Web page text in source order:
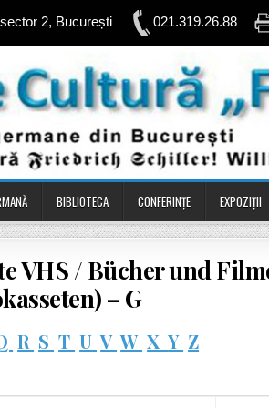
2, București 021.319.26.88
BIBLIOTECA CONFERINŢE EXPOZIȚII
VHS / Bücher und
– G
R S T U V W XY Z